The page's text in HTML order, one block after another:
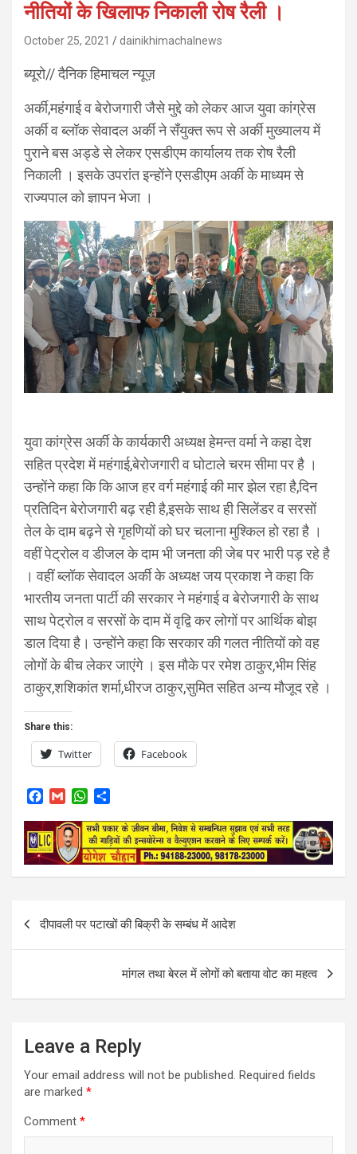
नीतियों के खिलाफ निकाली रोष रैली ।
October 25, 2021 dainikhimachalnews
ब्यूरो// दैनिक हिमाचल न्यूज़
अर्की,महंगाई व बेरोजगारी जैसे मुद्दे को लेकर आज युवा कांग्रेस
अर्की व ब्लॉक सेवादल अर्की ने सँयुक्त रूप से अर्की मुख्यालय में
पुराने बस अड्डे से लेकर एसडीएम कार्यालय तक रोष रैली
निकाली । इसके उपरांत इन्होंने एसडीएम अर्की के माध्यम से
राज्यपाल को ज्ञापन भेजा ।
युवा कांग्रेस अर्की के कार्यकारी अध्यक्ष हेमन्त वर्मा ने कहा देश
सहित प्रदेश में महंगाई,बेरोजगारी व घोटाले चरम सीमा पर है ।
उन्होंने कहा कि कि आज हर वर्ग महंगाई की मार झेल रहा है,दिन
प्रतिदिन बेरोजगारी बढ़ रही है,इसके साथ ही सिलेंडर व सरसों
तेल के दाम बढ़ने से गृहणियों को घर चलाना मुश्किल हो रहा है ।
वहीं पेट्रोल व डीजल के दाम भी जनता की जेब पर भारी पड़ रहे है
। वहीं ब्लॉक सेवादल अर्की के अध्यक्ष जय प्रकाश ने कहा कि
भारतीय जनता पार्टी की सरकार ने महंगाई व बेरोजगारी के साथ
साथ पेट्रोल व सरसों के दाम में वृद्वि कर लोगों पर आर्थिक बोझ
डाल दिया है। उन्होंने कहा कि सरकार की गलत नीतियों को वह
लोगों के बीच लेकर जाएंगे । इस मौके पर रमेश ठाकुर,भीम सिंह
ठाकुर,शशिकांत शर्मा,धीरज ठाकुर,सुमित सहित अन्य मौजूद रहे ।
Share this:
Twitter Facebook
c
e
b
o
a
i
l
W
a
t
s
A
a
r
e
navigation
दीपावली पर पटाखों की बिक्री के सम्बंध में आदेश
मांगल तथा बेरल में लोगों को बताया वोट का महत्व
Leave a Reply
Your email address will not be published. Required fields
are marked *
Comment *